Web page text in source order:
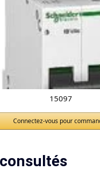
15097
Connectez-vous pour